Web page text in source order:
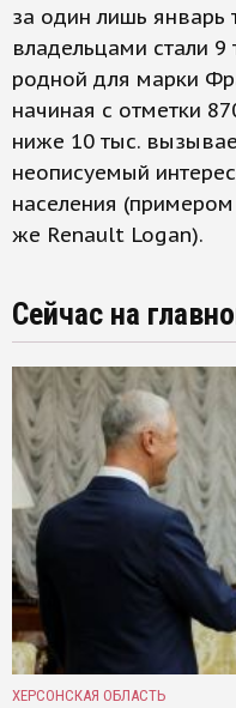
за один лишь январь
владельцами стали
родной для марки
начиная с отметки
ниже 10 тыс.
неописуемый
населения
же Renault Logan).
Сейчас на
ХЕРСОНСКАЯ ОБЛАСТЬ